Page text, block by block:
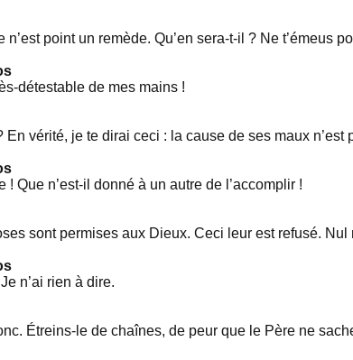
n’est point un remède. Qu’en sera-t-il ? Ne t’émeus
détestable de mes mains !
En vérité, je te dirai ceci : la cause de ses maux n’est
! Que n’est-il donné à un autre de l’accomplir !
sont permises aux Dieux. Ceci leur est refusé. Nul
n’ai rien à dire.
Étreins-le de chaînes, de peur que le Père ne